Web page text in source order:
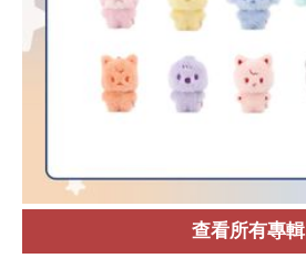
查看所有專輯